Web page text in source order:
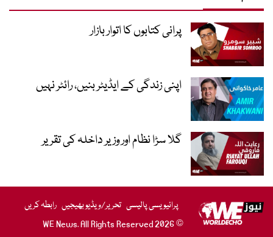
پرانی کتابوں کا اتوار بازار
اپنی زندگی کے ایڈیٹر بنیں، رائٹر نہیں
گلا سڑا نظام اور وزیر داخلہ کی تقریر
پرائیویسی پالیسی تحریر/ویڈیو بھیجیں رابطہ کریں
© 2026 WE News. All Rights Reserved